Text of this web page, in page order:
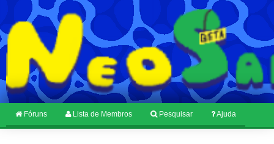
Fóruns Lista de Membros Pesquisar Ajuda